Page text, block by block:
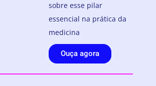
sobre esse pilar
essencial na prática da
medicina
Ouça agora